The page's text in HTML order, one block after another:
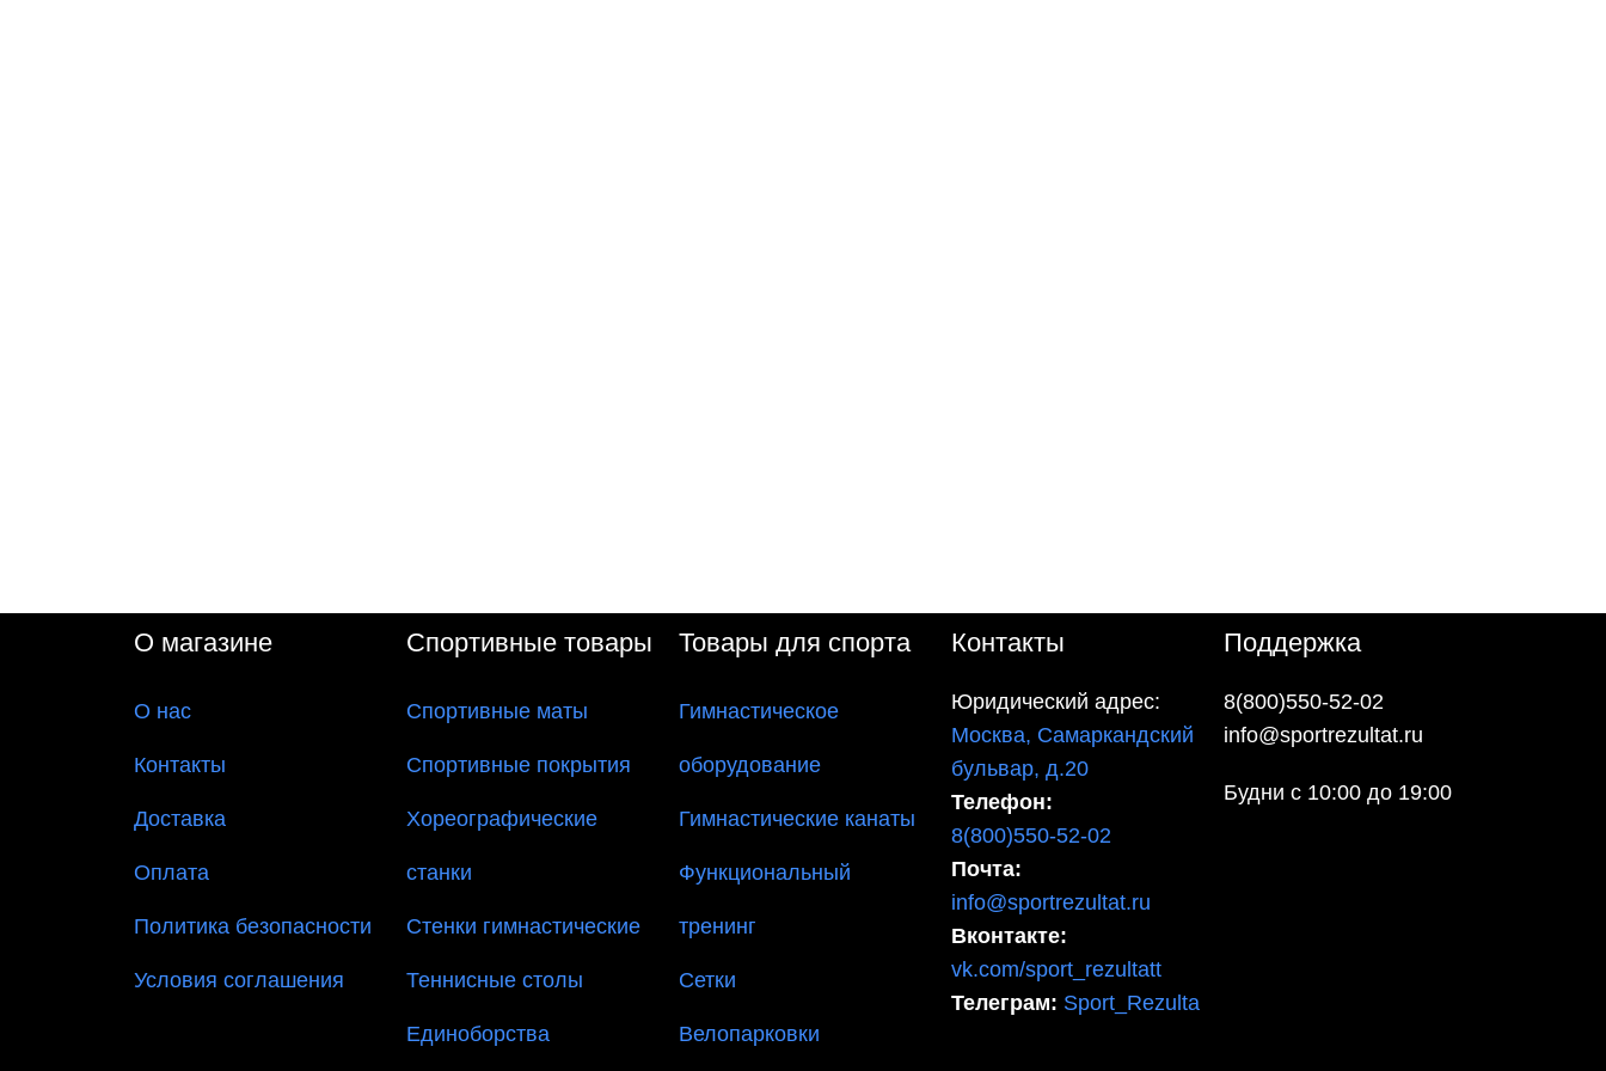
О магазине
О нас
Контакты
Доставка
Оплата
Политика безопасности
Условия соглашения
Спортивные товары
Спортивные маты
Спортивные покрытия
Хореографические
станки
Стенки гимнастические
Теннисные столы
Единоборства
Товары для спорта
Гимнастическое
оборудование
Гимнастические канаты
Функциональный
тренинг
Сетки
Велопарковки
Контакты
Юридический адрес:
Москва, Самаркандский
бульвар, д.20
Телефон:
8(800)550-52-02
Почта:
info@sportrezultat.ru
Вконтакте:
vk.com/sport_rezultatt
Телеграм: Sport_Rezulta
Поддержка
8(800)550-52-02
info@sportrezultat.ru
Будни с 10:00 до 19:00